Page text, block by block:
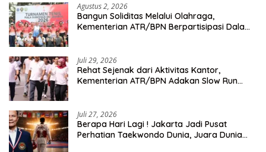
Agustus 2, 2026
Bangun Soliditas Melalui Olahraga,
Kementerian ATR/BPN Berpartisipasi Dalam
Juli 29, 2026
Rehat Sejenak dari Aktivitas Kantor,
Kementerian ATR/BPN Adakan Slow Run
Juli 27, 2026
Berapa Hari Lagi ! Jakarta Jadi Pusat
Perhatian Taekwondo Dunia, Juara Dunia